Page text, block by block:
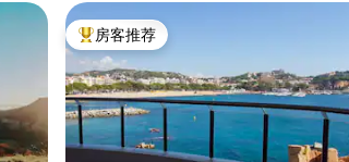
热门「房客推荐」
房客推荐